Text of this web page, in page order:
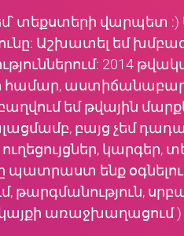
տեքստերի վարպետ
Աշխատել եմ
2014
համար,
եմ թվային
բայց չեմ
ուղեցույցներ,
պատրաստ ենք
թարգմանություն,
առաջխաղացում )